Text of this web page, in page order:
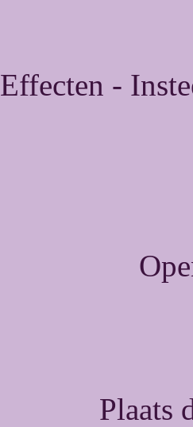
Effecten -
Plaats